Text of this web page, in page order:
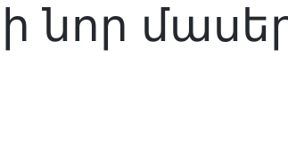
նոր